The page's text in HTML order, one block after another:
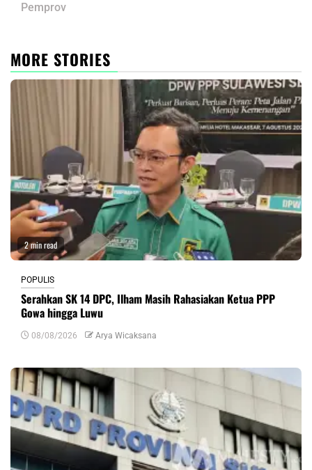
Pemprov
MORE STORIES
2 min read
POPULIS
Serahkan SK 14 DPC, Ilham Masih Rahasiakan Ketua PPP
Gowa hingga Luwu
08/08/2026 Arya Wicaksana